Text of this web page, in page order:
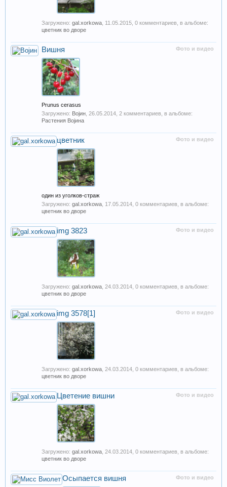
Загружено: gal.xorkowa 11.05.2015 , 0 комментариев, в альбоме:
цветник во дворе
Фото и видео
Вишня
Prunus cerasus
Загружено: Војин 26.05.2014 , 2 комментариев, в альбоме:
Растения Војина
Фото и видео
цветник
один из уголков-страж
Загружено: gal.xorkowa 17.05.2014 , 0 комментариев, в альбоме:
цветник во дворе
Фото и видео
img 3823
Загружено: gal.xorkowa 24.03.2014 , 0 комментариев, в альбоме:
цветник во дворе
Фото и видео
img 3578[1]
Загружено: gal.xorkowa 24.03.2014 , 0 комментариев, в альбоме:
цветник во дворе
Фото и видео
Цветение вишни
Загружено: gal.xorkowa 24.03.2014 , 0 комментариев, в альбоме:
цветник во дворе
Фото и видео
Осыпается вишня